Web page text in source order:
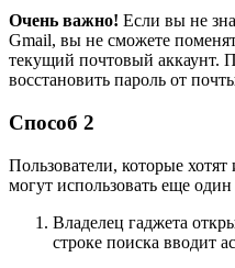
Очень важно! Если вы не
Gmail, вы не сможете
текущий почтовый аккаунт.
восстановить пароль от
Способ 2
Пользователи, которые
могут использовать еще один
Владелец гаджета
строке поиска вводит